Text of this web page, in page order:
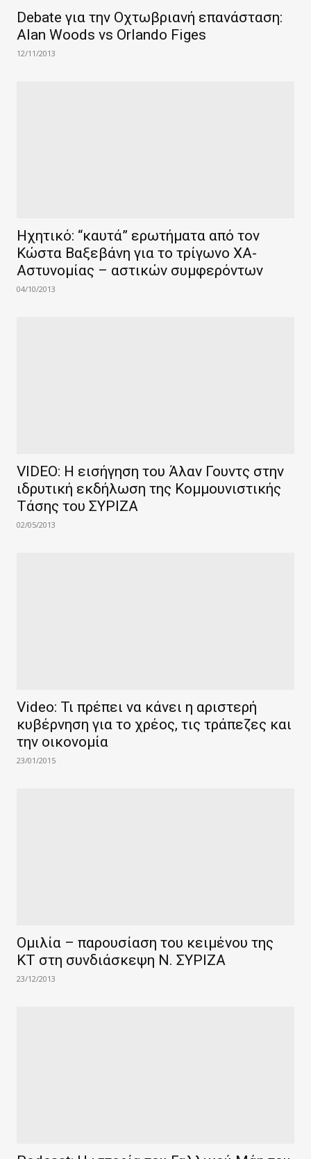
Debate για την Οχτωβριανή επανάσταση:
Alan Woods vs Orlando Figes
12/11/2013
Ηχητικό: “καυτά” ερωτήματα από τον
Κώστα Βαξεβάνη για το τρίγωνο ΧΑ-
Αστυνομίας – αστικών συμφερόντων
04/10/2013
VIDEO: Η εισήγηση του Άλαν Γουντς στην
ιδρυτική εκδήλωση της Κομμουνιστικής
Τάσης του ΣΥΡΙΖΑ
02/05/2013
Video: Τι πρέπει να κάνει η αριστερή
κυβέρνηση για το χρέος, τις τράπεζες και
την οικονομία
23/01/2015
Ομιλία – παρουσίαση του κειμένου της
ΚΤ στη συνδιάσκεψη Ν. ΣΥΡΙΖΑ
23/12/2013